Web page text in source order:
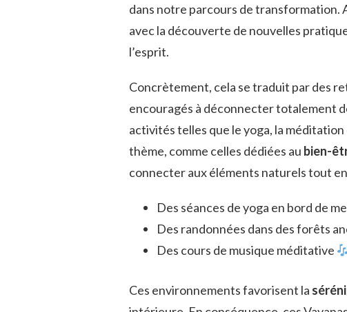
dans notre parcours de transformation.
avec la découverte de nouvelles
l’esprit.
Concrètement, cela se traduit par des
encouragés à déconnecter totalement
activités telles que le yoga, la
thème, comme celles dédiées au bien-
connecter aux éléments naturels tout
Des séances de yoga en bord de
Des randonnées dans des forêts
Des cours de musique méditative
Ces environnements favorisent la